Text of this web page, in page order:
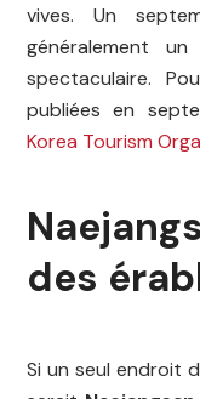
vives. Un
généralement
spectaculaire.
publiées en
Korea Tourism
des
Si un seul endroit